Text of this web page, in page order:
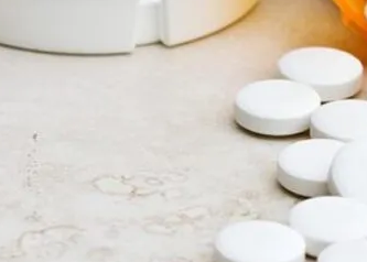
Нужно Носить Солнцезащитные Очки
Подкупавшей Избирателей, Грозит